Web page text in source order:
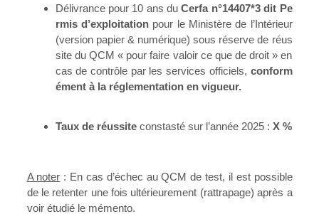
Délivrance pour 10 ans duCerfa n°14407*3 dit Pe
rmis d’exploitationpour le Ministère de l’Intérieur
(version papier & numérique) sous réserve de réus
site du QCM « pour faire valoir ce que de droit » en
cas de contrôle par les services officiels, conform
ément à la réglementation en vigueur.
Taux de réussiteconstasté sur l’année 2025 : X %
A noter : En cas d’échec au QCM de test, il est possible
de le retenter une fois ultérieurement (rattrapage) après a
voir étudié le mémento.